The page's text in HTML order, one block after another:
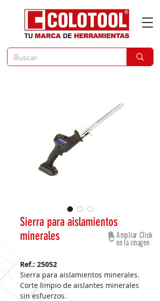
Sierra para aislamientos
minerales
Ref.: 25052
Sierra para aislamientos minerales.
Corte limpio de aislantes minerales
sin esfuerzos.
Ampliar Click
en la imagen